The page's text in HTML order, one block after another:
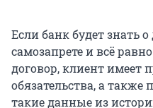
Если банк будет знать
самозапрете и всё
договор, клиент имеет
обязательства, а
такие данные из